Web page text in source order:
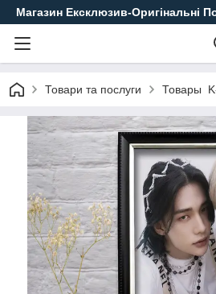
Магазин Ексклюзив-Оригінальні
Товари та послуги Товары